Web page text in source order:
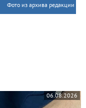
Фото из архива редакции
06.08.2026